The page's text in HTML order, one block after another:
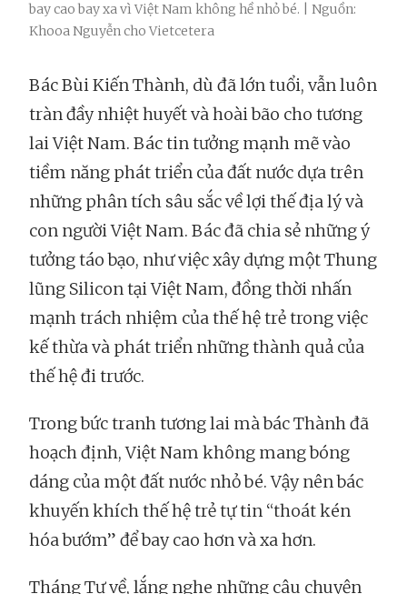
bay cao bay xa vì Việt Nam không hề nhỏ bé. | Nguồn:
Khooa Nguyễn cho Vietcetera
Bác Bùi Kiến Thành, dù đã lớn tuổi, vẫn luôn
tràn đầy nhiệt huyết và hoài bão cho tương
lai Việt Nam. Bác tin tưởng mạnh mẽ vào
tiềm năng phát triển của đất nước dựa trên
những phân tích sâu sắc về lợi thế địa lý và
con người Việt Nam. Bác đã chia sẻ những ý
tưởng táo bạo, như việc xây dựng một Thung
lũng Silicon tại Việt Nam, đồng thời nhấn
mạnh trách nhiệm của thế hệ trẻ trong việc
kế thừa và phát triển những thành quả của
thế hệ đi trước.
Trong bức tranh tương lai mà bác Thành đã
hoạch định, Việt Nam không mang bóng
dáng của một đất nước nhỏ bé. Vậy nên bác
khuyến khích thế hệ trẻ tự tin “thoát kén
hóa bướm” để bay cao hơn và xa hơn.
Tháng Tư về, lắng nghe những câu chuyện